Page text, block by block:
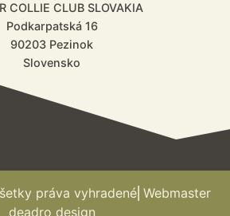
COLLIE CLUB SLOVAKIA
Podkarpatská 16
90203 Pezinok
Slovensko
práva vyhradené⎢Webmaster
deadro design